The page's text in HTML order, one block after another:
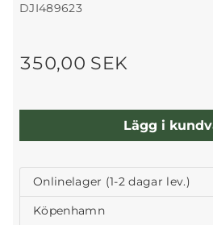
DJI489623
350,00 SEK
Lägg i
Onlinelager (1-2 dagar lev.)
Köpenhamn